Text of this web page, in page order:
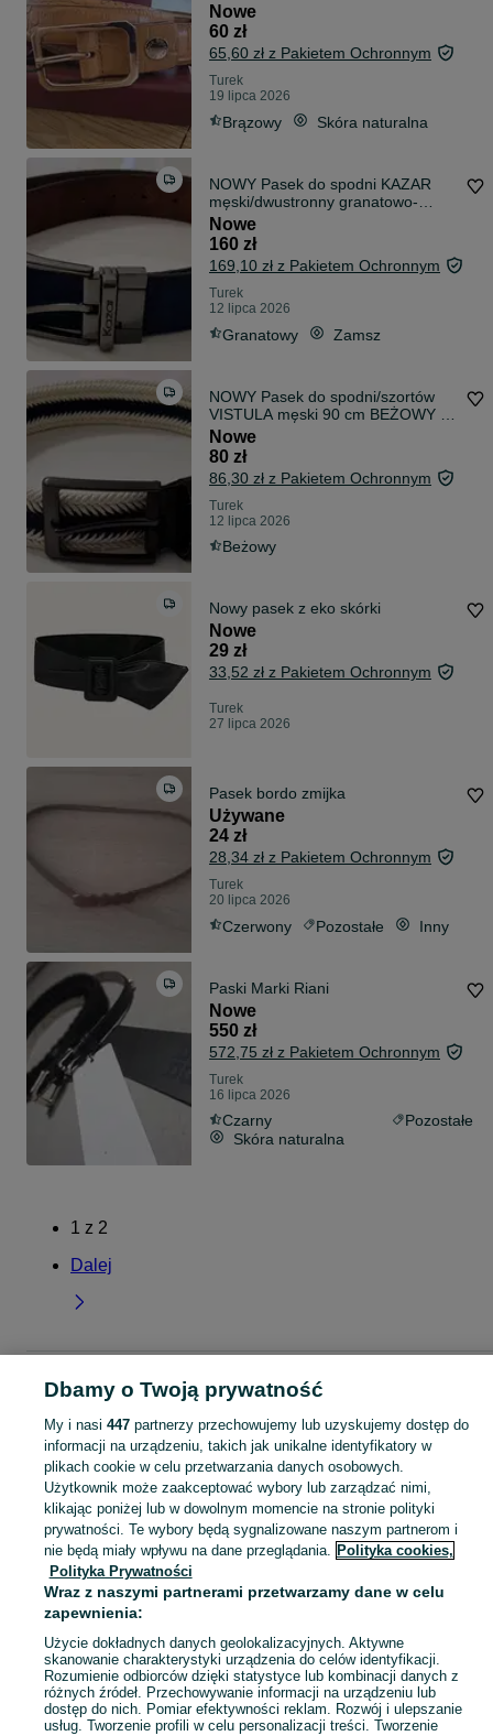
Nowe
60 zł
65,60 zł z Pakietem Ochronnym
Turek
19 lipca 2026
Brązowy Skóra naturalna
NOWY Pasek do spodni KAZAR
męski/dwustronny granatowo-
brązowy zamszowy
Nowe
160 zł
169,10 zł z Pakietem Ochronnym
Turek
12 lipca 2026
Granatowy Zamsz
NOWY Pasek do spodni/szortów
VISTULA męski 90 cm BEŻOWY z
plecionki
Nowe
80 zł
86,30 zł z Pakietem Ochronnym
Turek
12 lipca 2026
Beżowy
Nowy pasek z eko skórki
Nowe
29 zł
33,52 zł z Pakietem Ochronnym
Turek
27 lipca 2026
Pasek bordo zmijka
Używane
24 zł
28,34 zł z Pakietem Ochronnym
Turek
20 lipca 2026
Czerwony Pozostałe Inny
Paski Marki Riani
Nowe
550 zł
572,75 zł z Pakietem Ochronnym
Turek
16 lipca 2026
Czarny
Pozostałe
Skóra naturalna
1 z 2
Dalej
Strona główna Moda Akcesoria Paski - Wielkopolskie
KATEGORIA
Szeroki wybór pasków Turek ▶️ skórzane, materiałowe i inne ✅ Nowe i używane w dobrych cenach ✌ Znajdź najlepsze ogłoszenia na OLX.pl! Zobacz
Mapa kategorii
Mapa miejscowości
Mapa ministron
Popularne wyszukiwania
Dbamy o Twoją prywatność
My i nasi 447partnerzy przechowujemy lub uzyskujemy dostęp do
informacji na urządzeniu, takich jak unikalne identyfikatory w
plikach cookie w celu przetwarzania danych osobowych.
Użytkownik może zaakceptować wybory lub zarządzać nimi,
klikając poniżej lub w dowolnym momencie na stronie polityki
prywatności. Te wybory będą sygnalizowane naszym partnerom i
nie będą miały wpływu na dane przeglądania. Polityka cookies,
Polityka Prywatności
Wraz z naszymi partnerami przetwarzamy dane w celu
zapewnienia:
Użycie dokładnych danych geolokalizacyjnych. Aktywne
skanowanie charakterystyki urządzenia do celów identyfikacji.
Rozumienie odbiorców dzięki statystyce lub kombinacji danych z
różnych źródeł. Przechowywanie informacji na urządzeniu lub
dostęp do nich. Pomiar efektywności reklam. Rozwój i ulepszanie
usług. Tworzenie profili w celu personalizacji treści. Tworzenie